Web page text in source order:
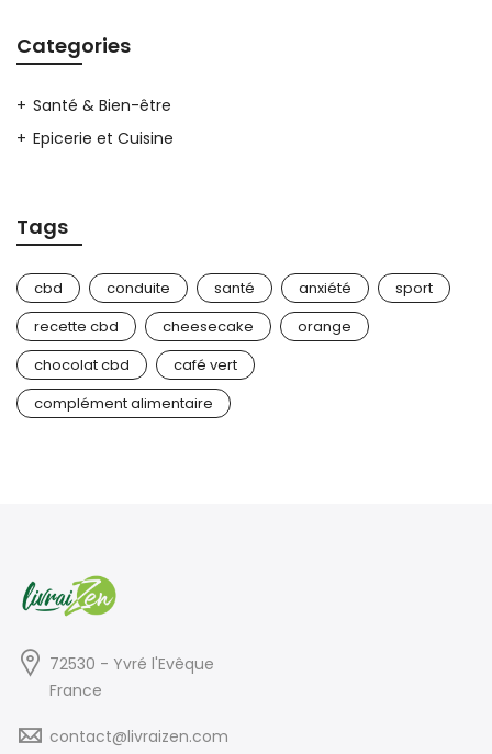
Categories
Santé & Bien-être
Epicerie et Cuisine
Tags
cbd conduite santé anxiété
sport
recette cbd
cheesecake
orange
chocolat cbd
café vert
complément alimentaire
72530 - Yvré l'Evêque
France
contact@livraizen.com